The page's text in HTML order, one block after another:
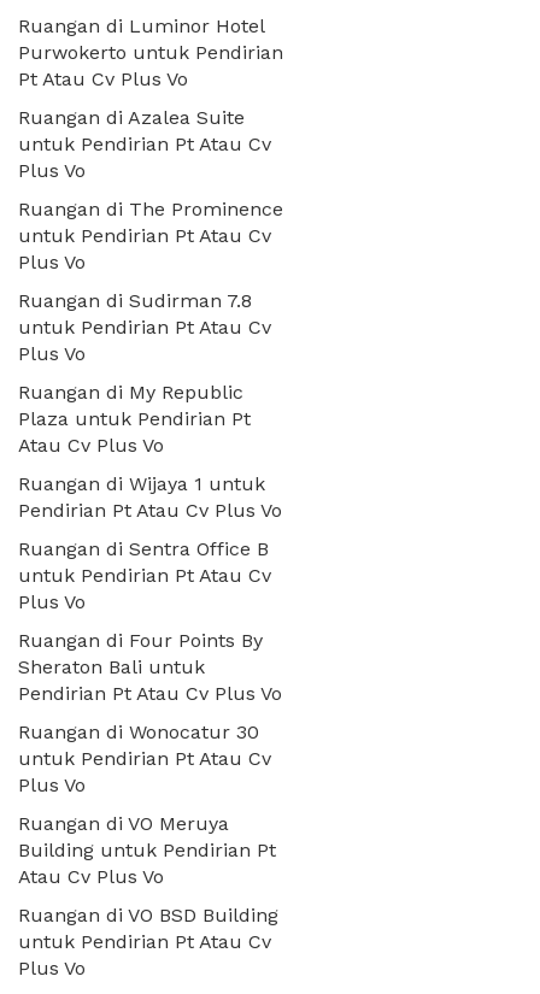
Ruangan di Luminor Hotel
Purwokerto untuk Pendirian
Pt Atau Cv Plus Vo
Ruangan di Azalea Suite
untuk Pendirian Pt Atau Cv
Plus Vo
Ruangan di The Prominence
untuk Pendirian Pt Atau Cv
Plus Vo
Ruangan di Sudirman 7.8
untuk Pendirian Pt Atau Cv
Plus Vo
Ruangan di My Republic
Plaza untuk Pendirian Pt
Atau Cv Plus Vo
Ruangan di Wijaya 1 untuk
Pendirian Pt Atau Cv Plus Vo
Ruangan di Sentra Office B
untuk Pendirian Pt Atau Cv
Plus Vo
Ruangan di Four Points By
Sheraton Bali untuk
Pendirian Pt Atau Cv Plus Vo
Ruangan di Wonocatur 30
untuk Pendirian Pt Atau Cv
Plus Vo
Ruangan di VO Meruya
Building untuk Pendirian Pt
Atau Cv Plus Vo
Ruangan di VO BSD Building
untuk Pendirian Pt Atau Cv
Plus Vo